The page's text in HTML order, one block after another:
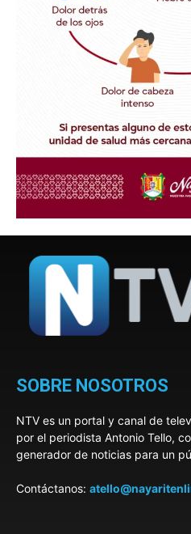
SOBRE NOSOTROS
NTV es un portal y canal de
por el periodista Antonio Tello,
generador de noticias para un
Contáctanos: